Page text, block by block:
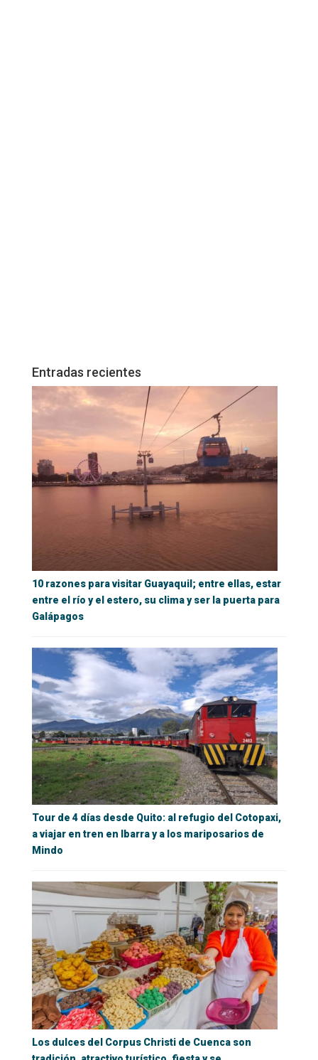
Entradas recientes
10 razones para visitar Guayaquil; entre ellas, estar
entre el río y el estero, su clima y ser la puerta para
Galápagos
Tour de 4 días desde Quito: al refugio del Cotopaxi,
a viajar en tren en Ibarra y a los mariposarios de
Mindo
Los dulces del Corpus Christi de Cuenca son